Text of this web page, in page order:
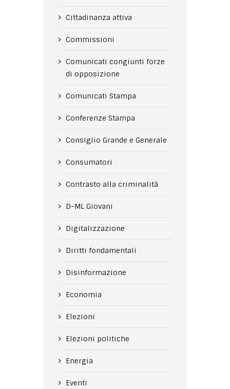
Cittadinanza attiva
Commissioni
Comunicati congiunti forze
di opposizione
Comunicati Stampa
Conferenze Stampa
Consiglio Grande e Generale
Consumatori
Contrasto alla criminalità
D-ML Giovani
Digitalizzazione
Diritti fondamentali
Disinformazione
Economia
Elezioni
Elezioni politiche
Energia
Eventi